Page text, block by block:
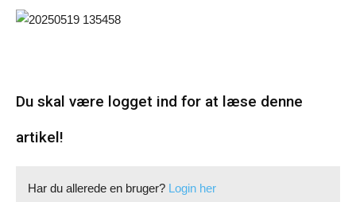
Du skal være logget ind for at læse denne
artikel!
Har du allerede en bruger? Login her